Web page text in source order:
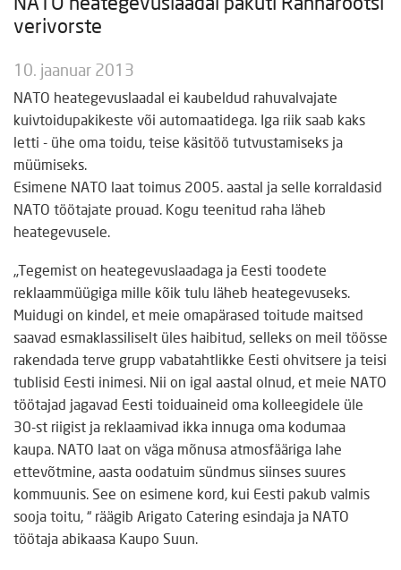
NATO heategevuslaadal pakuti Rannarootsi
verivorste
10. jaanuar 2013
NATO heategevuslaadal ei kaubeldud rahuvalvajate
kuivtoidupakikeste või automaatidega. Iga riik saab kaks
letti - ühe oma toidu, teise käsitöö tutvustamiseks ja
müümiseks.
Esimene NATO laat toimus 2005. aastal ja selle korraldasid
NATO töötajate prouad. Kogu teenitud raha läheb
heategevusele.
„Tegemist on heategevuslaadaga ja Eesti toodete
reklaammüügiga mille kõik tulu läheb heategevuseks.
Muidugi on kindel, et meie omapärased toitude maitsed
saavad esmaklassiliselt üles haibitud, selleks on meil töösse
rakendada terve grupp vabatahtlikke Eesti ohvitsere ja teisi
tublisid Eesti inimesi. Nii on igal aastal olnud, et meie NATO
töötajad jagavad Eesti toiduaineid oma kolleegidele üle
30-st riigist ja reklaamivad ikka innuga oma kodumaa
kaupa. NATO laat on väga mõnusa atmosfääriga lahe
ettevõtmine, aasta oodatuim sündmus siinses suures
kommuunis. See on esimene kord, kui Eesti pakub valmis
sooja toitu, “ räägib Arigato Catering esindaja ja NATO
töötaja abikaasa Kaupo Suun.